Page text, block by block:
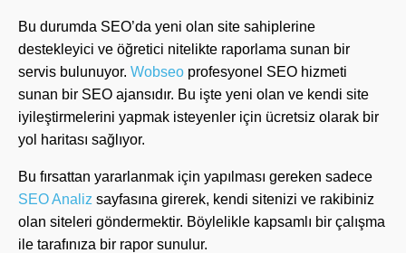
Bu durumda SEO’da yeni olan site sahiplerine
destekleyici ve öğretici nitelikte raporlama sunan bir
servis bulunuyor. Wobseo profesyonel SEO hizmeti
sunan bir SEO ajansıdır. Bu işte yeni olan ve kendi site
iyileştirmelerini yapmak isteyenler için ücretsiz olarak bir
yol haritası sağlıyor.
Bu fırsattan yararlanmak için yapılması gereken sadece
SEO Analiz sayfasına girerek, kendi sitenizi ve rakibiniz
olan siteleri göndermektir. Böylelikle kapsamlı bir çalışma
ile tarafınıza bir rapor sunulur.